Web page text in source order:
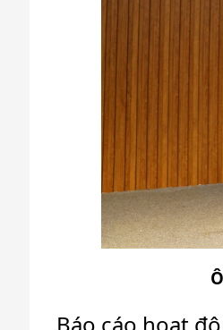
Báo cáo hoạt